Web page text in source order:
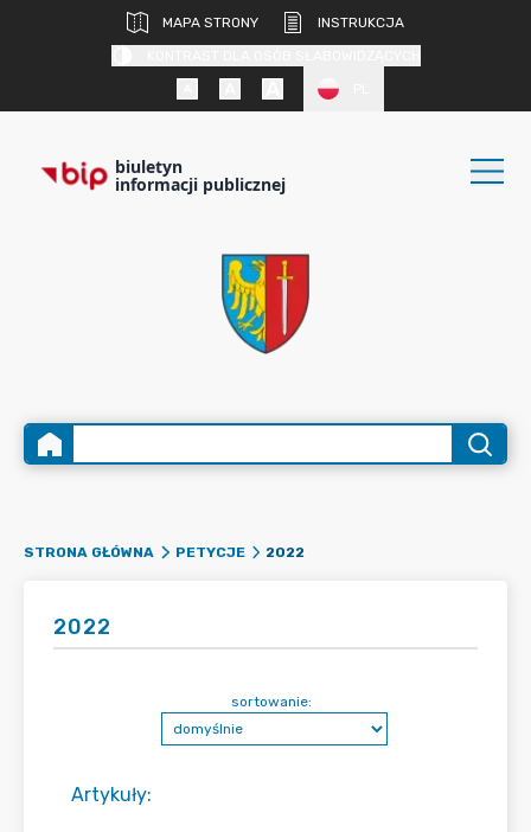
MAPA STRONY
INSTRUKCJA
biuletyn
informacji publicznej
STRONA GŁÓWNA PETYCJE 2022
2022
Artykuły:
sortowanie: